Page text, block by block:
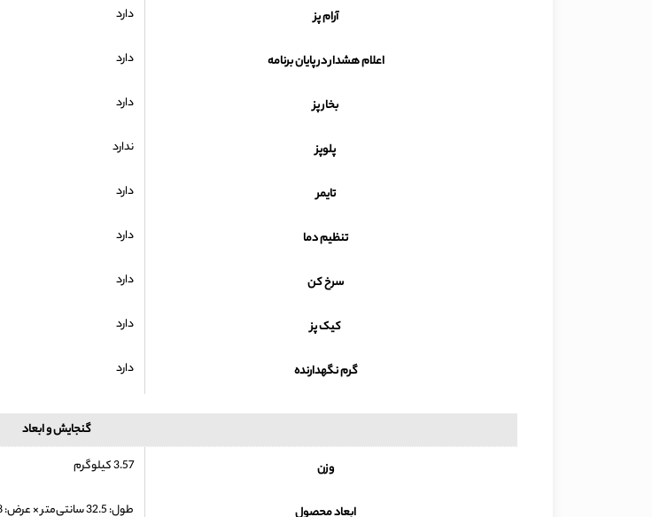
آرام پز دارد
اعلام هشدار در پایان برنامه دارد
بخار پز دارد
پلوپز ندارد
تایمر دارد
تنظیم دما دارد
سرخ کن دارد
کیک پز دارد
گرم نگهدارنده دارد
گنجایش و ابعاد
وزن 3.57 کیلوگرم
طول: 32.5 سانتی‌متر × عرض: 20.8 سانتی‌متر × ارتفاع: 35.7 سانتی‌متر